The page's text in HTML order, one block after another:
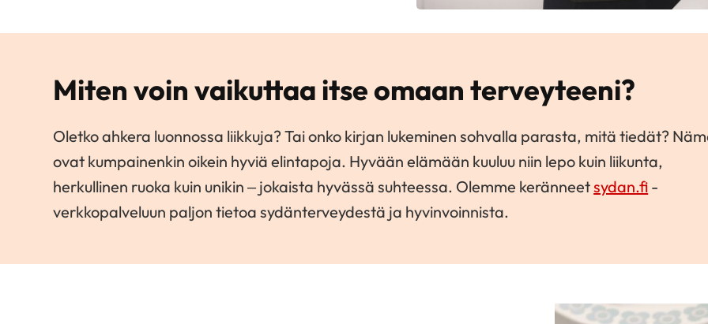
Miten voin vaikuttaa itse omaan terveyteeni?
Oletko ahkera luonnossa liikkuja? Tai onko kirjan lukeminen sohvalla parasta, mitä tiedät?
ovat kumpainenkin oikein hyviä elintapoja. Hyvään elämään kuuluu niin lepo kuin liikunta,
herkullinen ruoka kuin unikin – jokaista hyvässä suhteessa. Olemme keränneetsydan.fi -
verkkopalveluun paljon tietoa sydänterveydestä ja hyvinvoinnista.